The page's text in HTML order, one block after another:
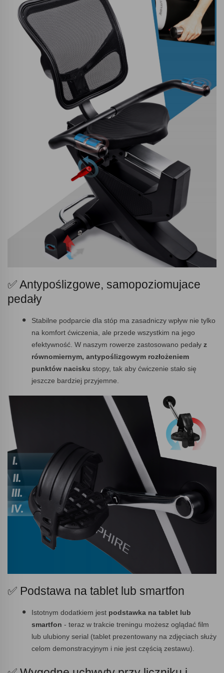
✅ Antypoślizgowe, samopoziomujace
pedały
Stabilne podparcie dla stóp ma zasadniczy wpływ nie tylko
na komfort ćwiczenia, ale przede wszystkim na jego
efektywność. W naszym rowerze zastosowano pedały z
równomiernym, antypoślizgowym rozłożeniem
punktów nacisku stopy, tak aby ćwiczenie stało się
jeszcze bardziej przyjemne.
✅ Podstawa na tablet lub smartfon
Istotnym dodatkiem jest podstawka na tablet lub
smartfon - teraz w trakcie treningu możesz oglądać film
lub ulubiony serial (tablet prezentowany na zdjęciach służy
celom demonstracyjnym i nie jest częścią zestawu).